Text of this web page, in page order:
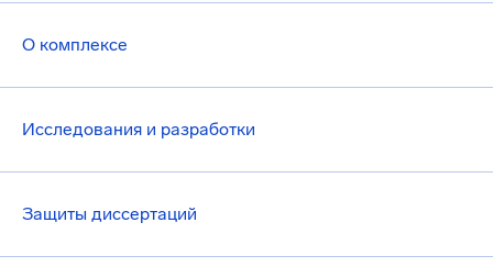
О комплексе
Исследования и разработки
Защиты диссертаций